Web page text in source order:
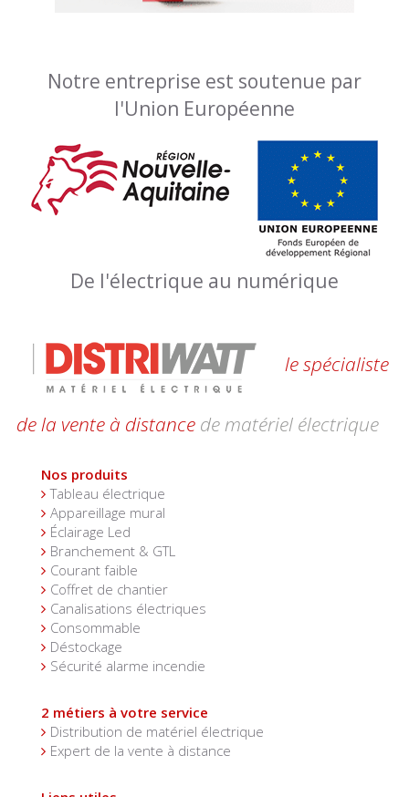
Notre entreprise est soutenue par
l'Union Européenne
De l'électrique au numérique
le spécialiste
de la vente à distance de matériel électrique
Nos produits
Tableau électrique
Appareillage mural
Éclairage Led
Branchement & GTL
Courant faible
Coffret de chantier
Canalisations électriques
Consommable
Déstockage
Sécurité alarme incendie
2 métiers à votre service
Distribution de matériel électrique
Expert de la vente à distance